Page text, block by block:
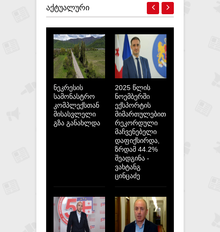
ᲐᲥᲢᲣᲐᲚᲣᲠᲘ
ნეკრესის
სამონასტრო
კომპლექსთან
მისასვლელი
გზა განახლდა
2025 წლის
ნოემბერში
ექსპორტის
მიმართულებით
რეკორდული
მაჩვენებელი
დაფიქსირდა,
ზრდამ 44.2%
შეადგინა -
ვახტანგ
ცინცაძე